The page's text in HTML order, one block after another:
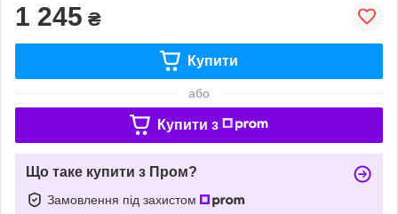
1 245 ₴
Купити
або
Купити з
Що таке купити з Пром?
Замовлення під захистом